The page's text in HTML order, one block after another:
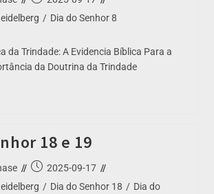
/ Dia do Senhor 8
da Trindade: A Evidencia Bíblica Para a
da Doutrina da Trindade
18 e 19
2025-09-17
/ Dia do Senhor 18 / Dia do